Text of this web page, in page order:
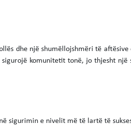
dhe një shumëllojshmëri të
komunitetit tonë, jo thjesht një
sigurimin e nivelit më të lartë të